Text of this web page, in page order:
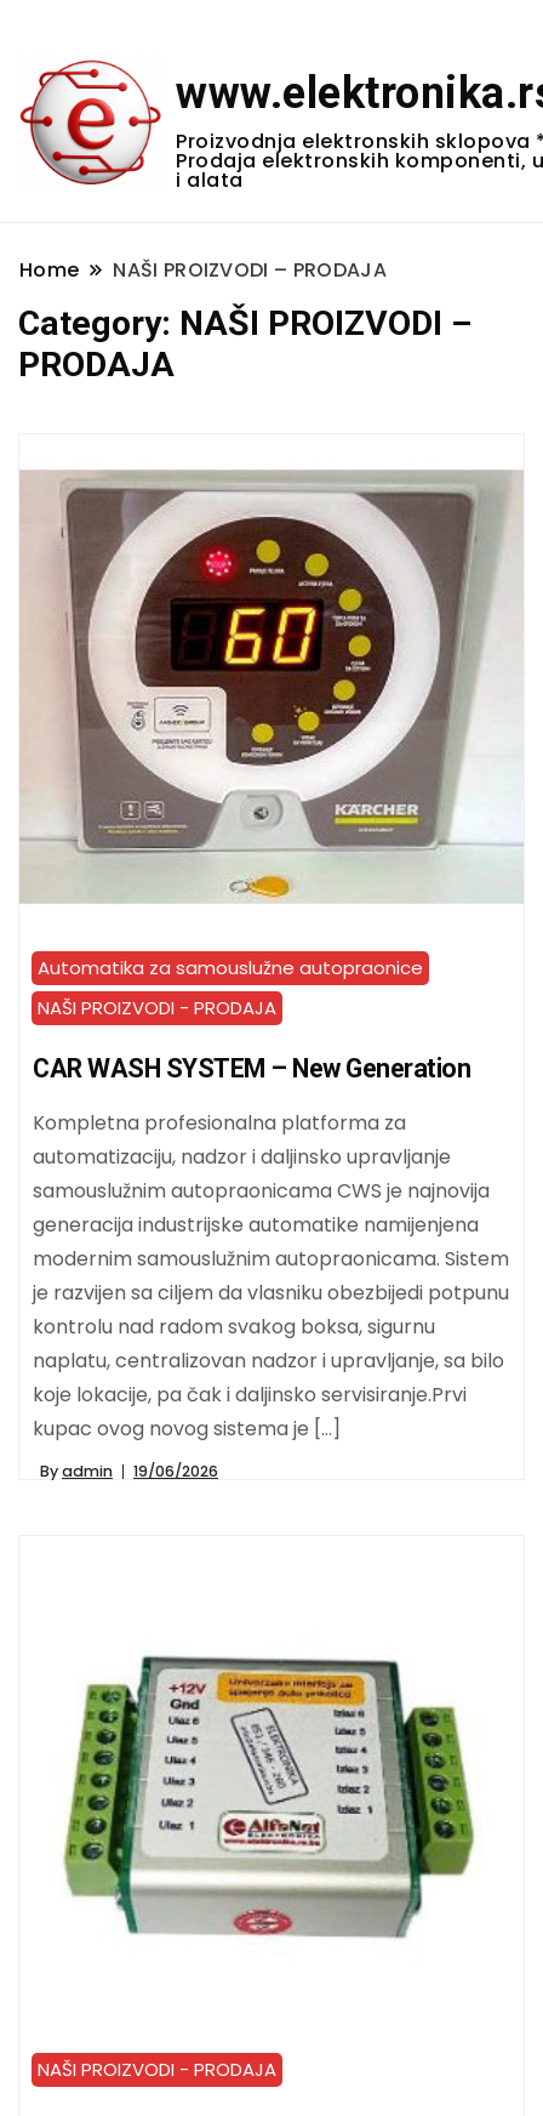
Proizvodnja elektronskih sklopova
Prodaja elektronskih komponenti,
i alata
Home NAŠI PROIZVODI – PRODAJA
Category: NAŠI PROIZVODI –
PRODAJA
Automatika za samouslužne autopraonice
NAŠI PROIZVODI - PRODAJA
CAR WASH SYSTEM – New Generation
Kompletna profesionalna platforma za
automatizaciju, nadzor i daljinsko upravljanje
samouslužnim autopraonicama CWS je najnovija
generacija industrijske automatike namijenjena
modernim samouslužnim autopraonicama. Sistem
je razvijen sa ciljem da vlasniku obezbijedi potpunu
kontrolu nad radom svakog boksa, sigurnu
naplatu, centralizovan nadzor i upravljanje, sa bilo
koje lokacije, pa čak i daljinsko servisiranje.Prvi
kupac ovog novog sistema je […]
Byadmin 19/06/2026
NAŠI PROIZVODI - PRODAJA